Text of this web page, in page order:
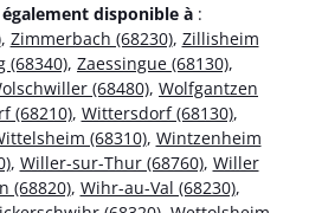
disponible à :
, Zimmerbach (68230), Zillisheim
(68340), Zaessingue (68130),
(68480), Wolfgantzen
(68210), Wittersdorf (68130),
(68310), Wintzenheim
, Willer-sur-Thur (68760), Willer
(68820), Wihr-au-Val (68230),